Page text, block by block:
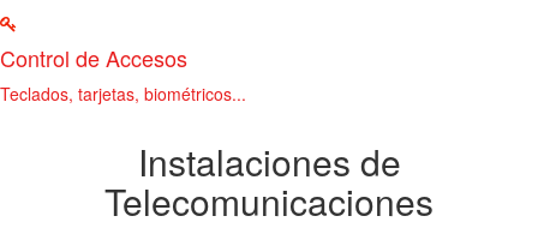
Control de Accesos
Teclados, tarjetas, biométricos...
Instalaciones de
Telecomunicaciones